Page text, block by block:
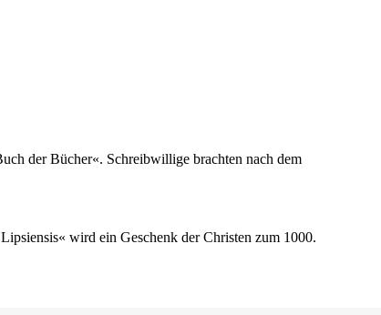
der Bücher«. Schreibwillige brachten nach dem
wird ein Geschenk der Christen zum 1000.